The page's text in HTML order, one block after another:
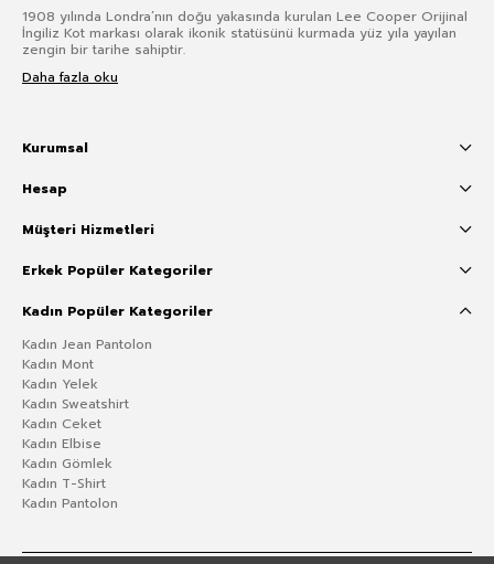
1908 yılında Londra’nın doğu yakasında kurulan Lee Cooper Orijinal
İngiliz Kot markası olarak ikonik statüsünü kurmada yüz yıla yayılan
zengin bir tarihe sahiptir.
Daha fazla oku
Kurumsal
Hesap
Müşteri Hizmetleri
Erkek Popüler Kategoriler
Kadın Popüler Kategoriler
Kadın Jean Pantolon
Kadın Mont
Kadın Yelek
Kadın Sweatshirt
Kadın Ceket
Kadın Elbise
Kadın Gömlek
Kadın T-Shirt
Kadın Pantolon